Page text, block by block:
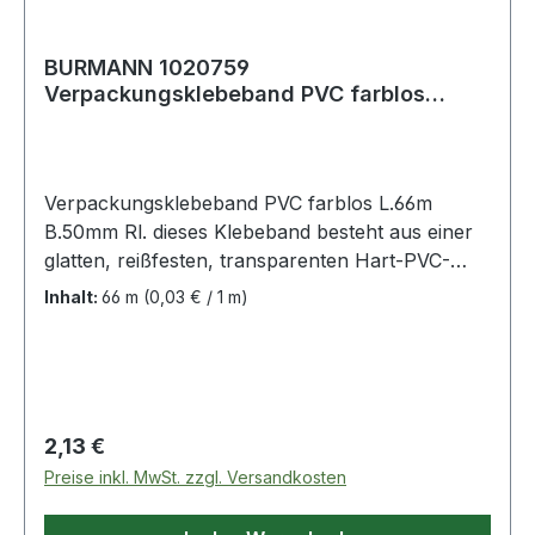
BURMANN 1020759
Verpackungsklebeband PVC farblos
Verpackungsklebeband PVC farblos L.66m
B.50mm Rl. dieses Klebeband besteht aus einer
glatten, reißfesten, transparenten Hart-PVC-
Folie, die einseitig mit einem
Reißkraft: 125 (25 mm)N· Klebkraft: 4,75 (25
mm)N
Inhalt: 66 m (0,03 € / 1 m)
Regulärer Preis:
2,13 €
Preise inkl. MwSt. zzgl. Versandkosten